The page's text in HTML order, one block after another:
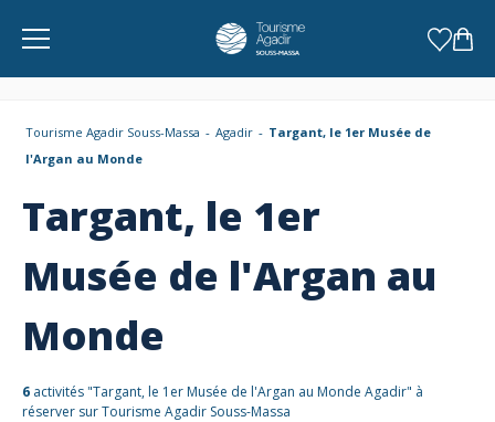
Tourisme Agadir Souss-Massa Agadir
Targant, le 1er Musée de
l'Argan au Monde
Targant, le 1er
Musée de l'Argan au
Monde
6 activités "Targant, le 1er Musée de l'Argan au Monde Agadir" à
réserver sur Tourisme Agadir Souss-Massa